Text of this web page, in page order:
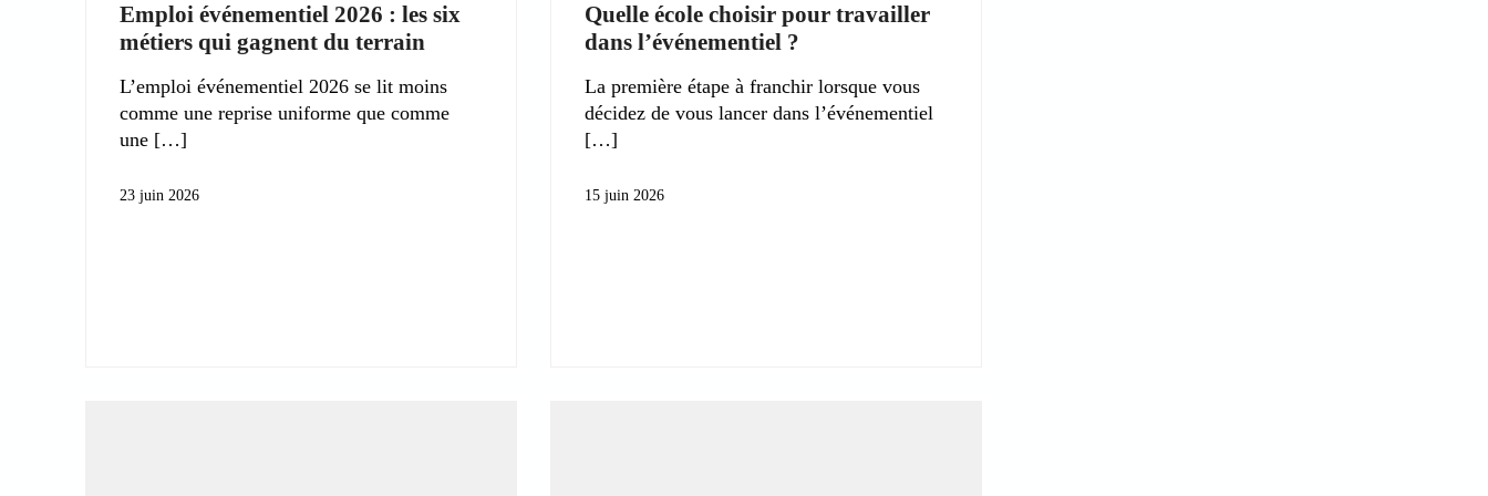
Emploi événementiel 2026 : les six
métiers qui gagnent du terrain
L’emploi événementiel 2026 se lit moins
comme une reprise uniforme que comme
une
23 juin 2026
Quelle école choisir pour travailler
dans l’événementiel ?
La première étape à franchir lorsque vous
décidez de vous lancer dans l’événementiel
15 juin 2026